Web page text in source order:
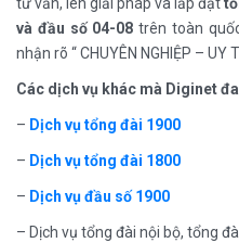
tư vấn, lên giải pháp và lắp đặt
và đầu số 04-08 trên toàn
nhận rõ “ CHUYÊN NGHIỆP – UY
Các dịch vụ khác mà Diginet
– Dịch vụ tổng đài 1900
– Dịch vụ tổng đài 1800
– Dịch vụ đầu số 1900
– Dịch vụ tổng đài nội bộ, tổng